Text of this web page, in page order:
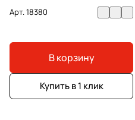
Арт.18380
В корзину
Купить в 1 клик